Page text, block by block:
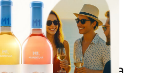
de basm la
stagiunii Operei